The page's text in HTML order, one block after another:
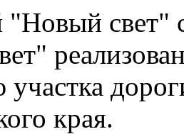
свет"
края.